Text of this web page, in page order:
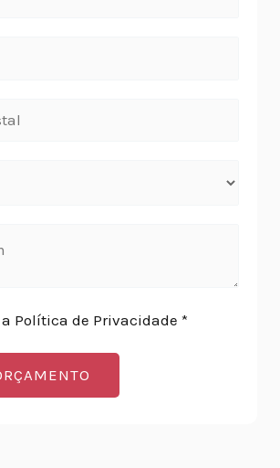
Política de Privacidade *